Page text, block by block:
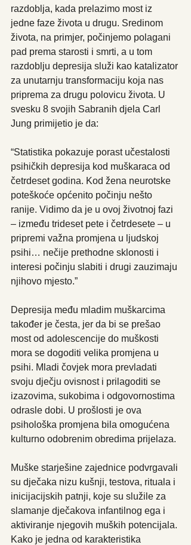
razdoblja, kada prelazimo most iz
jedne faze života u drugu. Sredinom
života, na primjer, počinjemo polagani
pad prema starosti i smrti, a u tom
razdoblju depresija služi kao katalizator
za unutarnju transformaciju koja nas
priprema za drugu polovicu života. U
svesku 8 svojih Sabranih djela Carl
Jung primijetio je da:
“Statistika pokazuje porast učestalosti
psihičkih depresija kod muškaraca od
četrdeset godina. Kod žena neurotske
poteškoće općenito počinju nešto
ranije. Vidimo da je u ovoj životnoj fazi
– između trideset pete i četrdesete – u
pripremi važna promjena u ljudskoj
psihi… nečije prethodne sklonosti i
interesi počinju slabiti i drugi zauzimaju
njihovo mjesto.”
Depresija među mladim muškarcima
također je česta, jer da bi se prešao
most od adolescencije do muškosti
mora se dogoditi velika promjena u
psihi. Mladi čovjek mora prevladati
svoju dječju ovisnost i prilagoditi se
izazovima, sukobima i odgovornostima
odrasle dobi. U prošlosti je ova
psihološka promjena bila omogućena
kulturno odobrenim obredima prijelaza.
Muške starješine zajednice podvrgavali
su dječaka nizu kušnji, testova, rituala i
inicijacijskih patnji, koje su služile za
slamanje dječakova infantilnog ega i
aktiviranje njegovih muških potencijala.
Kako je jedna od karakteristika